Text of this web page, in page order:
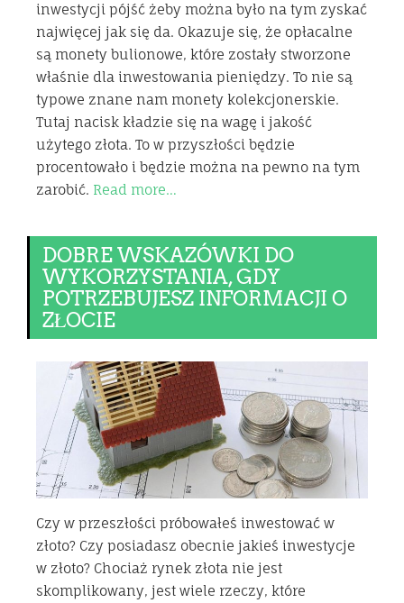
inwestycji pójść żeby można było na tym zyskać
najwięcej jak się da. Okazuje się, że opłacalne
są monety bulionowe, które zostały stworzone
właśnie dla inwestowania pieniędzy. To nie są
typowe znane nam monety kolekcjonerskie.
Tutaj nacisk kładzie się na wagę i jakość
użytego złota. To w przyszłości będzie
procentowało i będzie można na pewno na tym
zarobić. Read more…
DOBRE WSKAZÓWKI DO
WYKORZYSTANIA, GDY
POTRZEBUJESZ INFORMACJI O
ZŁOCIE
Czy w przeszłości próbowałeś inwestować w
złoto? Czy posiadasz obecnie jakieś inwestycje
w złoto? Chociaż rynek złota nie jest
skomplikowany, jest wiele rzeczy, które